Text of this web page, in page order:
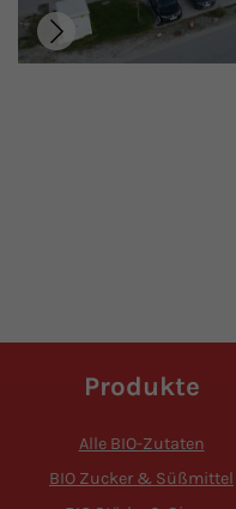
Produkte
Alle BIO-Zutaten
BIO Zucker & Süßmittel